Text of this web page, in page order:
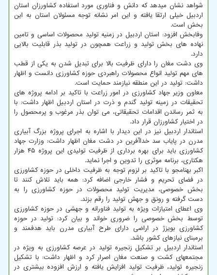
شواهد نشان میدهد که دانش و فناوری مورد استفاده کشاورزان استان
اردبیل خیلی ارتقا یافته و این امر نشانه توجه مسئولان استان به این
بخش است.
وفابخش افزود: استان اردبیل در زمنیه تولید محصولات اساسی و تامین
نهاده های بخش تولید و زراعت همچون در تولید بذر قابلیت بالایی
دارد.
وی دشت مغان را دارای ظرفیت بالا برای تبدیل شدن به یکی از قطب
های مهم تولید انواع محصولات راهبردی حوزه کشاورزی دانست و اظهار
داشت: تولید در این منطقه نیازمند حمایت است.
معاون وزیر جهاد کشاورزی در امور زراعت با تاکید بر ادامه پروژه های
تحقیقات در زمینه تولید گندم و ذرت در استان اردبیل اظهار داشت: با
به ثمر رساندن اقدامات تحقیقاتی، می توان بذر مرغوب و پرمحصول را
در اختیار کشاورزان قرار داد.
استاندار اردبیل نیز در این دیدار با اشاره به اجرای پروژه بزرگ آبیاری
مدرن در پایاب سد خداآفرین در دشت مغان اظهار داشت: وزارت جهاد
کشاورزی باید برای بهره برداری از ظرفیت تولیدی این پروژه ۴۵ هزار
هکتاری، برنامه موثری را تدوین و اجرا نماید.
اکبر بهنامجو با تاکید بر لزوم توجه به ظرفیت داخلی در حوزه کشاورزی
در فضای تحریم و فشار خارجی اضافه کرد: همه باید تلاش کنند تا
بخش خصوصی، مدیریت تولید محصولات در حوزه کشاورزی را به
دست گرفته و رونق و جهش تولید را رقم بزند.
وی اعطای امتیازات ویژه به تولید فناورانه و جهشی در حوزه کشاورزی
توسط بخش خصوصی را ضروری خواند و بیان کرد: تولید در حوزه
کشاورزی بویزژ در اراضی دارای طرح آبیاری مدرن باید هدفمند و
برمبنای نیازهای کشور باشد.
استاندار اردبیل بر تشکیل زنجیره تولید در عرصه کشاورزی به ویژه در
مجتمع‎های کشت و صنعت مغان اصرار کرد و اظهار داشت: با تشکیل
زنجیره تولید، ظرفیت تولید افزایش یافته و ارزش افزوده بیشتری در